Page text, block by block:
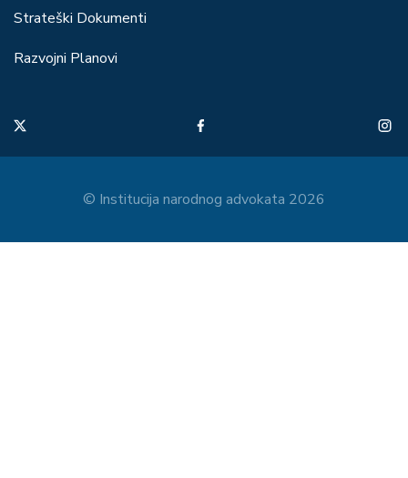
Strateški Dokumenti
Razvojni Planovi
© Institucija narodnog advokata 2026